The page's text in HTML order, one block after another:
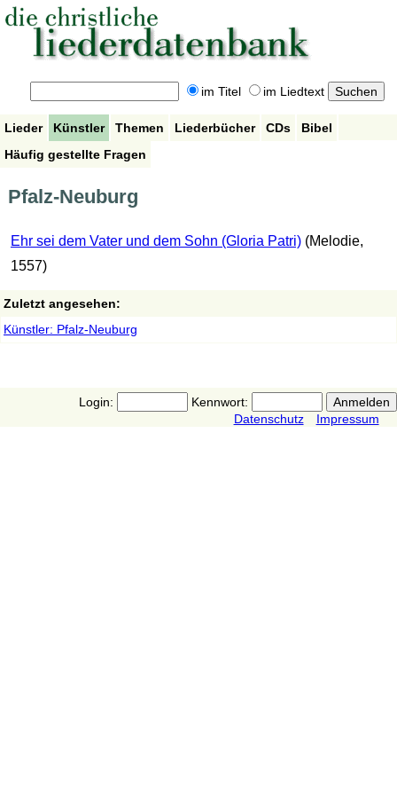
im Titel im Liedtext
Lieder Künstler Themen Liederbücher CDs
Bibel
Häufig gestellte Fragen
Pfalz-Neuburg
Ehr sei dem Vater und dem Sohn (Gloria Patri) (Melodie,
1557)
Zuletzt angesehen:
Künstler: Pfalz-Neuburg
Login:
Kennwort:
Datenschutz
Impressum